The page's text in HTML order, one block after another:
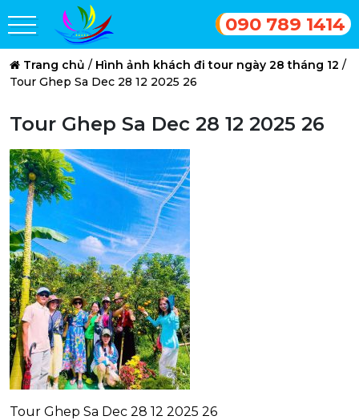
090 789 1414
Trang chủ / Hình ảnh khách đi tour ngày 28 tháng 12 /
Tour Ghep Sa Dec 28 12 2025 26
Tour Ghep Sa Dec 28 12 2025 26
Tour Ghep Sa Dec 28 12 2025 26